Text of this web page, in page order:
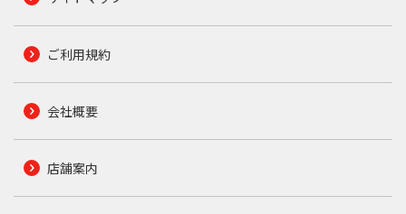
ご利用規約
会社概要
店舗案内